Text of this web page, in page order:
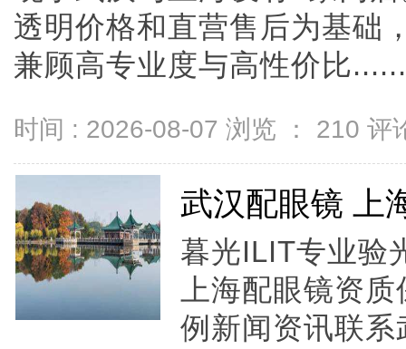
透明价格和直营售后为基础
兼顾高专业度与高性价比......
时间 : 2026-08-07 浏览 ： 210 评
武汉配眼镜 上
暮光ILIT专业验
上海配眼镜资
例新闻资讯联